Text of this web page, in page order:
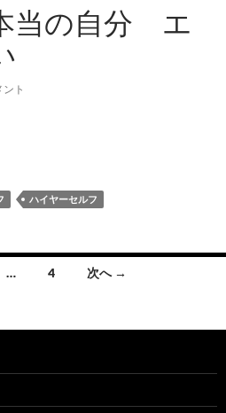
当の自分 エ
ト
の自分 エゴと魂の違い
ハイヤーセルフ
… 4 次へ →